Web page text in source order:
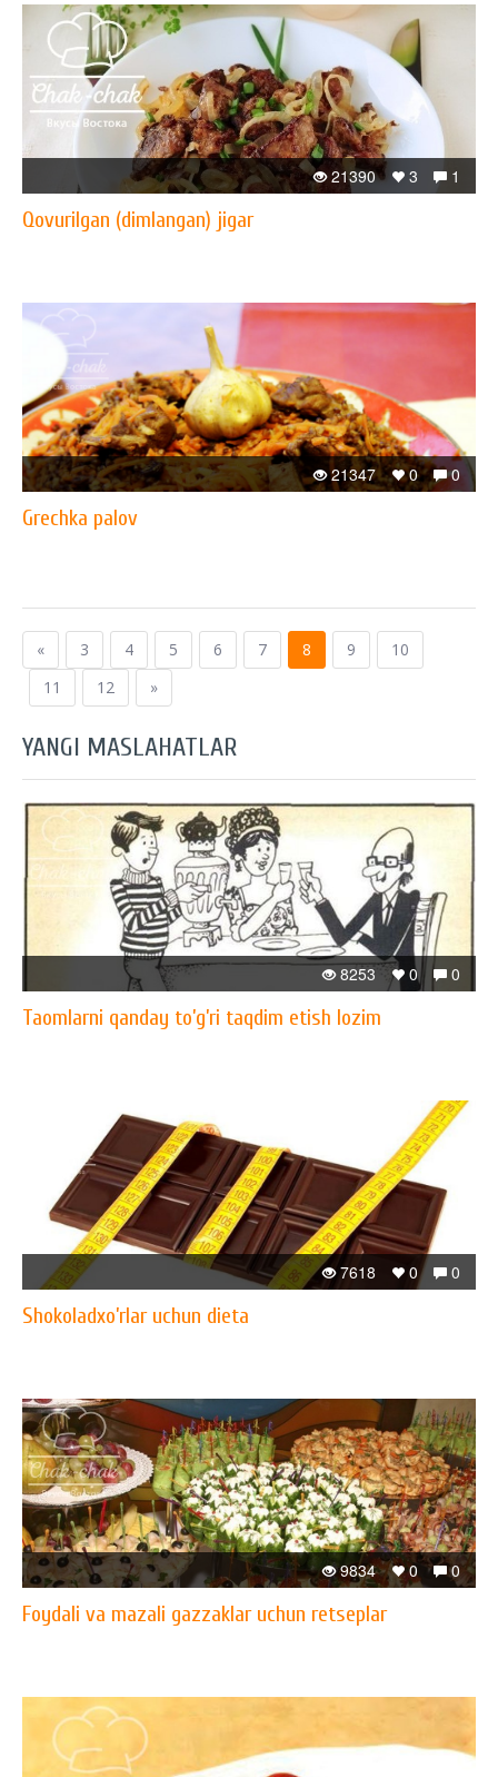
1
3
21390
Qovurilgan (dimlangan) jigar
0
0
21347
Grechka palov
« 3 4 5 6 7 8 9
10
11
12 »
YANGI MASLAHATLAR
0
0
8253
Taomlarni qanday to’g’ri taqdim etish lozim
0
0
7618
Shokoladxo’rlar uchun dieta
0
0
9834
Foydali va mazali gazzaklar uchun retseplar